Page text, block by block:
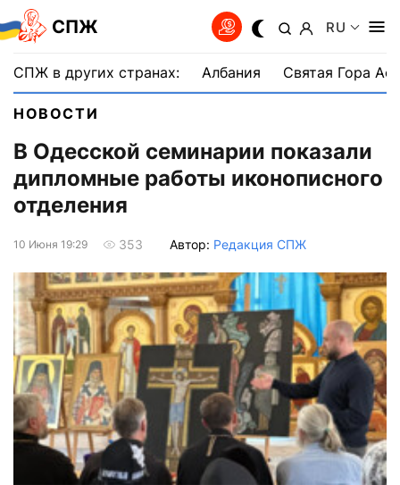
СПЖ RU
СПЖ в других странах: Албания Святая Гора
НОВОСТИ
В Одесской семинарии показали
дипломные работы иконописного
отделения
10 Июня 19:29 353 Автор: Редакция СПЖ